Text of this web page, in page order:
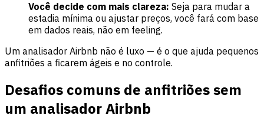
Você decide com mais clareza: Seja para mudar a
estadia mínima ou ajustar preços, você fará com base
em dados reais, não em feeling.
Um analisador Airbnb não é luxo — é o que ajuda pequenos
anfitriões a ficarem ágeis e no controle.
Desafios comuns de anfitriões sem
um analisador Airbnb